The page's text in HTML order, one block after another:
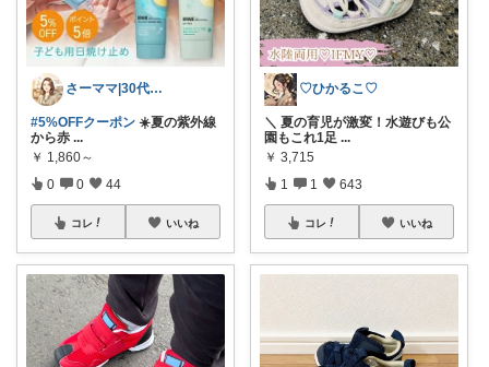
さーママ|30代小2女児ママ🎀
#5%OFFクーポン ☀️夏の紫外線
から赤 ...
￥ 1,860～
0 0 44
コレ いいね
♡ひかるこ♡
＼ 夏の育児が激変！水遊びも公
園もこれ1足 ...
￥ 3,715
1 1 643
コレ いいね